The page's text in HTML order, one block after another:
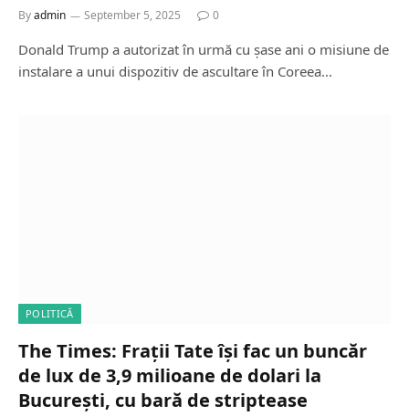
Byadmin September 5, 2025 0
Donald Trump a autorizat în urmă cu șase ani o misiune de
instalare a unui dispozitiv de ascultare în Coreea…
POLITICĂ
The Times: Frații Tate își fac un buncăr
de lux de 3,9 milioane de dolari la
București, cu bară de striptease